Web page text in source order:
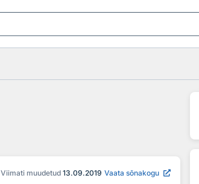
Viimati muudetud 13.09.2019 Vaata sõnakogu